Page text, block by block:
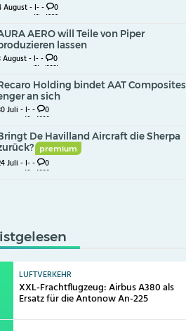
August -I-- 0
AERO will Teile von Piper
lassen
August -I-- 0
Holding bindet AAT Composites
an sich
Juli -I-- 0
De Havilland Aircraft die Sherpa
premium
Juli -I-- 0
LUFTVERKEHR
XXL-Frachtflugzeug: Airbus A380 als
Ersatz für die Antonow An-225